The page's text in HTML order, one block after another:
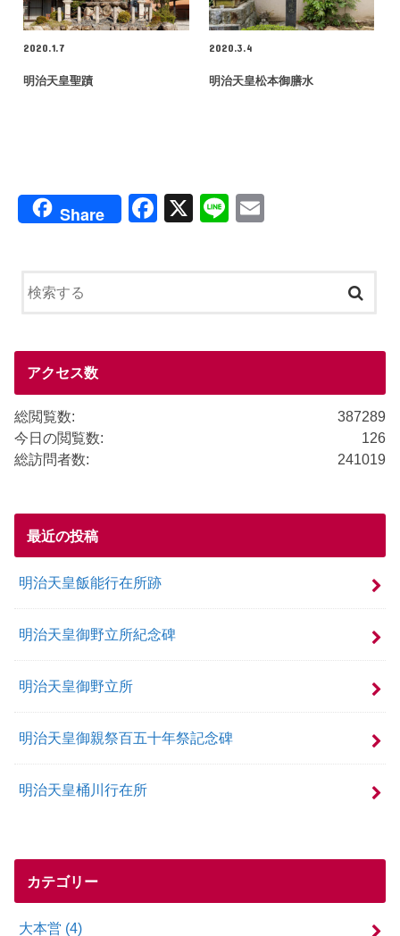
2020.1.7
明治天皇聖蹟
2020.3.4
明治天皇松本御膳水
Share
F
o
X
Li
アクセス数
387289
総閲覧数:
126
今日の閲覧数:
241019
総訪問者数:
最近の投稿
明治天皇飯能行在所跡
明治天皇御野立所紀念碑
明治天皇御野立所
明治天皇御親祭百五十年祭記念碑
明治天皇桶川行在所
カテゴリー
大本営 (4)